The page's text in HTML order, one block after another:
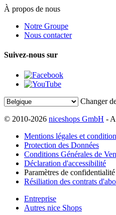
À propos de nous
Notre Groupe
Nous contacter
Suivez-nous sur
Changer
© 2010-2026 niceshops GmbH -
Mentions légales et
Protection des Données
Conditions Générales de
Déclaration d'accessibilité
Paramètres de confidentialité
Résiliation des contrats
Entreprise
Autres nice Shops